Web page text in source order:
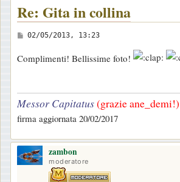
Re: Gita in collina
M
s
a
g
g
o
02/05/2013, 13:23
Complimenti! Bellissime foto!
Messor Capitatus(grazie ane_demi!)
firma aggiornata 20/02/2017
zambon
moderatore